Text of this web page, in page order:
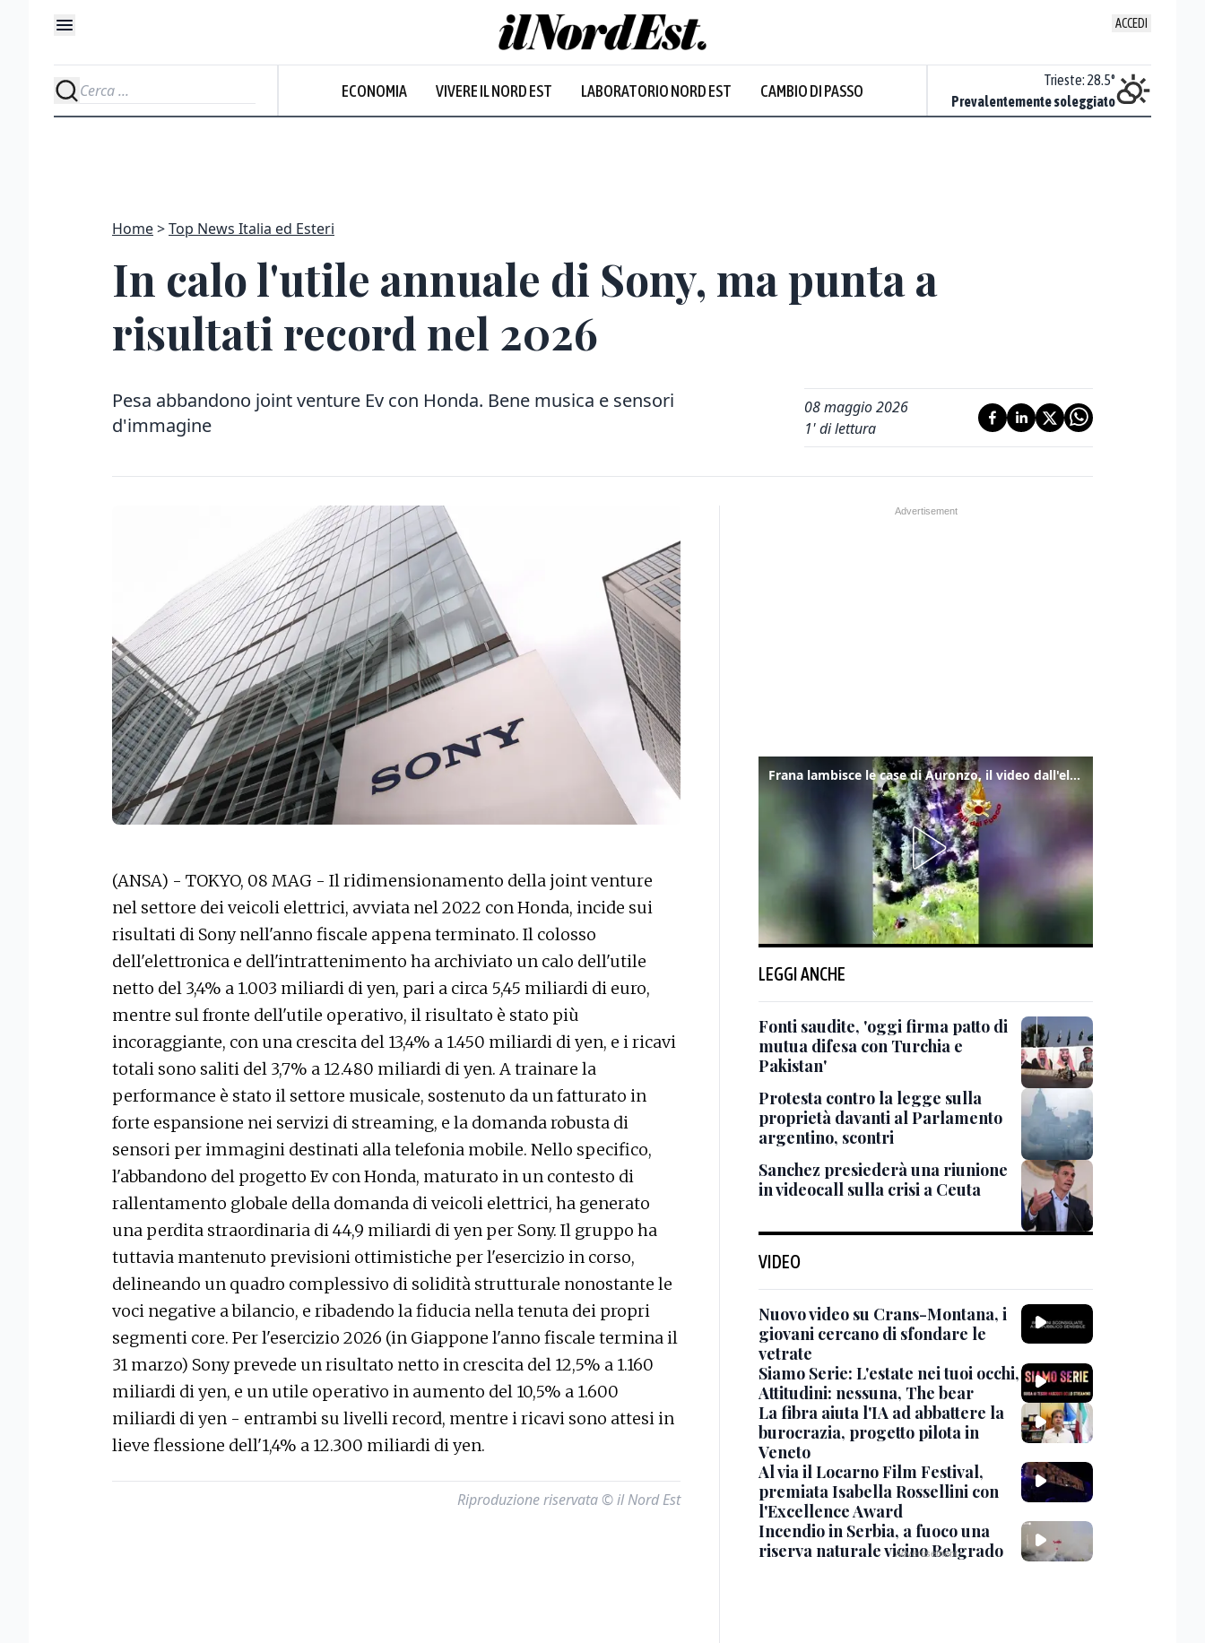
ACCEDI
ECONOMIA VIVERE IL NORD EST LABORATORIO NORD EST CAMBIO DI PASSO
Piovoso
Prevalentemente soleggiato
Trieste: 28.5°
Prevalentemente soleggiato
Home Top News Italia ed Esteri
In calo l'utile annuale di Sony, ma punta a
risultati record nel 2026
Pesa abbandono joint venture Ev con Honda. Bene musica e sensori
d'immagine
08 maggio 2026
1' di lettura
(ANSA) - TOKYO, 08 MAG - Il ridimensionamento della joint venture
nel settore dei veicoli elettrici, avviata nel 2022 con Honda, incide sui
risultati di Sony nell'anno fiscale appena terminato. Il colosso
dell'elettronica e dell'intrattenimento ha archiviato un calo dell'utile
netto del 3,4% a 1.003 miliardi di yen, pari a circa 5,45 miliardi di euro,
mentre sul fronte dell'utile operativo, il risultato è stato più
incoraggiante, con una crescita del 13,4% a 1.450 miliardi di yen, e i ricavi
totali sono saliti del 3,7% a 12.480 miliardi di yen. A trainare la
performance è stato il settore musicale, sostenuto da un fatturato in
forte espansione nei servizi di streaming, e la domanda robusta di
sensori per immagini destinati alla telefonia mobile. Nello specifico,
l'abbandono del progetto Ev con Honda, maturato in un contesto di
rallentamento globale della domanda di veicoli elettrici, ha generato
una perdita straordinaria di 44,9 miliardi di yen per Sony. Il gruppo ha
tuttavia mantenuto previsioni ottimistiche per l'esercizio in corso,
delineando un quadro complessivo di solidità strutturale nonostante le
voci negative a bilancio, e ribadendo la fiducia nella tenuta dei propri
segmenti core. Per l'esercizio 2026 (in Giappone l'anno fiscale termina il
31 marzo) Sony prevede un risultato netto in crescita del 12,5% a 1.160
miliardi di yen, e un utile operativo in aumento del 10,5% a 1.600
miliardi di yen - entrambi su livelli record, mentre i ricavi sono attesi in
lieve flessione dell'1,4% a 12.300 miliardi di yen.
Riproduzione riservata © il Nord Est
Frana lambisce le case di Auronzo, il video dall'elicottero dei vigili del fuoco
LEGGI ANCHE
Fonti saudite, 'oggi firma patto di
mutua difesa con Turchia e
Pakistan'
Protesta contro la legge sulla
proprietà davanti al Parlamento
argentino, scontri
Sanchez presiederà una riunione
in videocall sulla crisi a Ceuta
VIDEO
Nuovo video su Crans-Montana, i
giovani cercano di sfondare le
vetrate
Siamo Serie: L'estate nei tuoi occhi,
Attitudini: nessuna, The bear
La fibra aiuta l'IA ad abbattere la
burocrazia, progetto pilota in
Veneto
Al via il Locarno Film Festival,
premiata Isabella Rossellini con
l'Excellence Award
Incendio in Serbia, a fuoco una
riserva naturale vicino Belgrado